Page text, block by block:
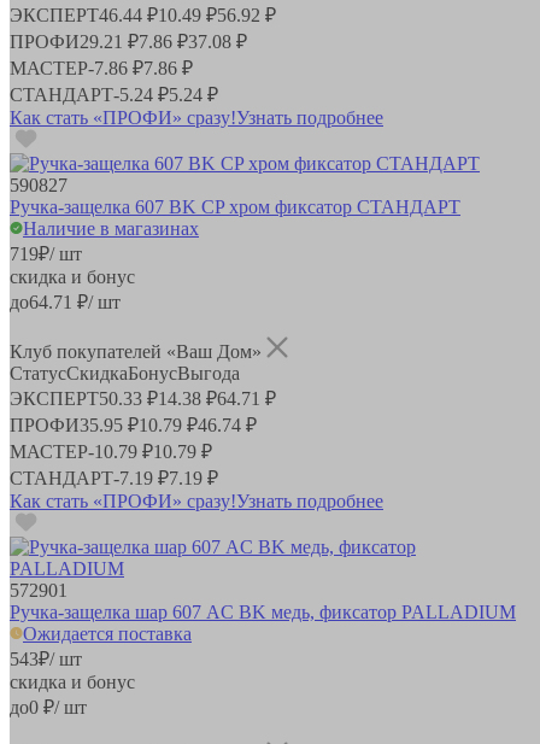
ЭКСПЕРТ46.44 ₽10.49 ₽56.92 ₽
ПРОФИ29.21 ₽7.86 ₽37.08 ₽
МАСТЕР-7.86 ₽7.86 ₽
СТАНДАРТ-5.24 ₽5.24 ₽
Как стать «ПРОФИ» сразу!Узнать подробнее
590827
Ручка-защелка 607 BK CP хром фиксатор СТАНДАРТ
Наличие в магазинах
719₽/ шт
скидка и бонус
до64.71 ₽/ шт
Клуб покупателей «Ваш Дом»
СтатусСкидкаБонусВыгода
ЭКСПЕРТ50.33 ₽14.38 ₽64.71 ₽
ПРОФИ35.95 ₽10.79 ₽46.74 ₽
МАСТЕР-10.79 ₽10.79 ₽
СТАНДАРТ-7.19 ₽7.19 ₽
Как стать «ПРОФИ» сразу!Узнать подробнее
572901
Ручка-защелка шар 607 AC BK медь, фиксатор PALLADIUM
Ожидается поставка
543₽/ шт
скидка и бонус
до0 ₽/ шт